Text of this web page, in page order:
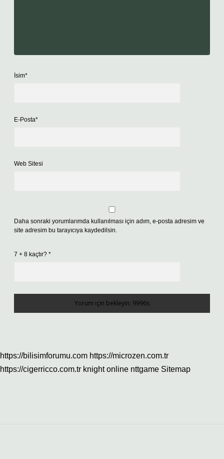
İsim*
E-Posta*
Web Sitesi
Daha sonraki yorumlarımda kullanılması için adım, e-posta adresim ve
site adresim bu tarayıcıya kaydedilsin.
7 + 8 kaçtır? *
https://bilisimforumu.com https://microzen.com.tr
https://cigerricco.com.tr knight online nttgame Sitemap